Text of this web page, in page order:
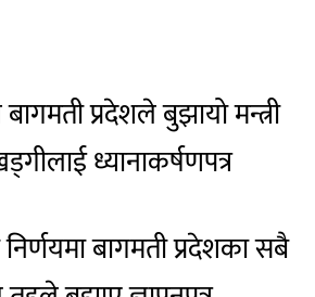
प्रदेशले बुझायो मन्त्री
ध्यानाकर्षणपत्र
निर्णयमा बागमती प्रदेशका सबै